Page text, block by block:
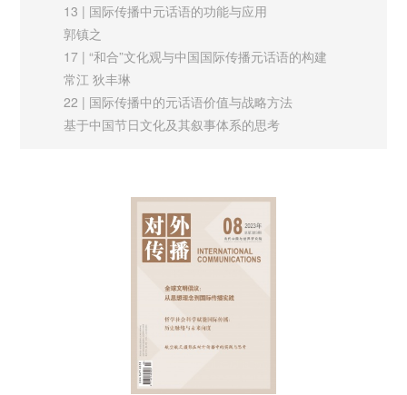
外叙事体系，提升中国话语的感召力和国际传播影响力。中外合
作出品的纪录片《柴米油盐之上》是推动中国减贫故事“出海”的
一次有益尝试。该片采用“第三者”叙事，汇聚多方力量讲述普通
中国人圆梦小康的故事，通过拓展外宣渠道，创新话语体系，有
从“安全化”到“去风险”：国际政治中的风险话语研究
基于特定社会建构和意识形态立场的风险话语为各国开展国家安
全实践提供了重要依据，也成为少数西方国家遏制中国发展的工
美西方对华风险话语不仅在表述上完成了从“中国威胁论”“中美脱
钩”到“去风险”的更新迭代，更实现了从“安全化”到“去风险化”的
话语内核转向。它看似放弃了“以中国为威胁”的进攻姿态和“脱
钩”的逆全球化立场，实则意在扩大遏制空间、占据道德高地，
13 | 国际传播中元话语的功能与应用
郭镇之
17 | “和合”文化观与中国国际传播元话语的构建
常江 狄丰琳
22 | 国际传播中的元话语价值与战略方法
基于中国节日文化及其叙事体系的思考
32 | 元话语与阐释共同体：美国全球传播的动态机
37 | 生动立体向世界讲好中国式现代化的故事
42 | 中国特色企业全球总体形象构建：
企业全球发展形象概述与展望